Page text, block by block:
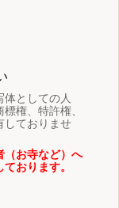
としての人
権、特許権、
しておりませ
（お寺など）へ
おります。